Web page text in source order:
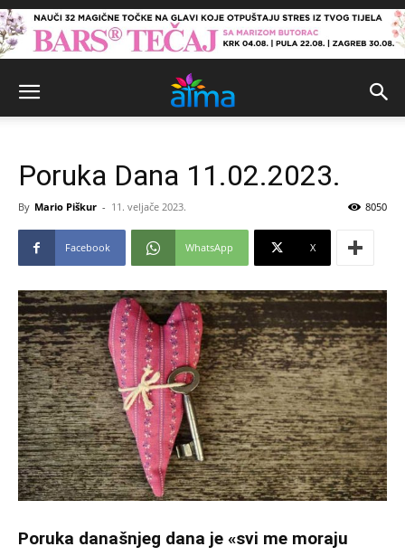
Poruka Dana 11.02.2023.
By Mario Piškur - 11. veljače 2023. 8050
Facebook WhatsApp X
Poruka današnjeg dana je «svi me moraju